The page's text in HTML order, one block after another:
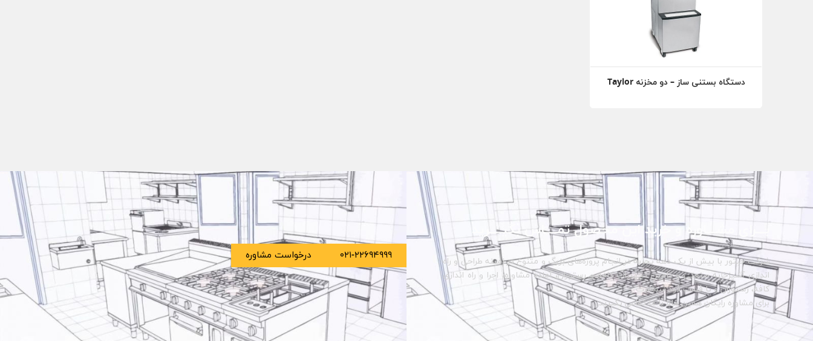
دستگاه بستنی ساز – دو مخزنه Taylor
بـــرای مشـــاوره و خرید این محصول تمــــاس بگیــــرید
شرکت حبتور با بیش از یک دهه تجربه در انجام پروژه‌های بزرگ و متنوع در زمینه طراحی و راه
اندازی آشپزخانه صنعتی و تامین تجهیزات کافه و رستوران، آماده مشاوره، اجرا و راه اندازی
کافه، رستوران و یا فست فود شماست.
برای مشاوره رایگان همین حالا با ما تماس بگیرید.
۰۲۱-۲۲۶۹۴۹۹۹ درخواست مشاوره